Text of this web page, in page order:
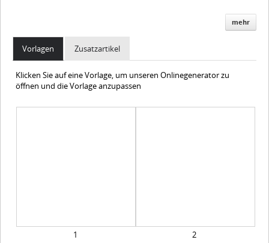
mehr
Vorlagen Zusatzartikel
Klicken Sie auf eine Vorlage, um unseren Onlinegenerator zu
öffnen und die Vorlage anzupassen
1 2